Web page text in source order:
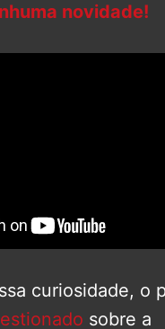
novidade!
curiosidade, o
sobre a